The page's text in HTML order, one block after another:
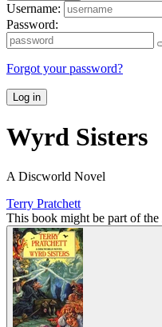
Username:
Password:
Forgot your password?
Log in
Wyrd Sisters
A Discworld Novel
Terry Pratchett
This book might be part of the